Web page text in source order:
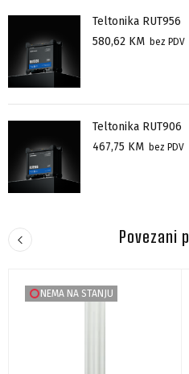
Teltonika RUT956
580,62 KM bez PDV
Teltonika RUT906
467,75 KM bez PDV
Povezani
NEMA NA STANJU